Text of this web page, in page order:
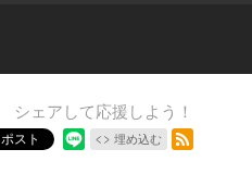
シェアして応援しよう！
ポスト 埋め込む